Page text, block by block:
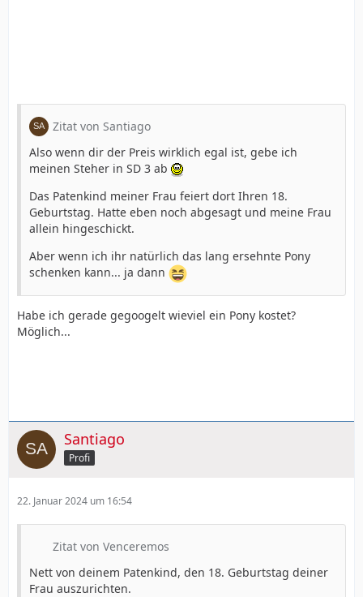
Zitat von Santiago
Also wenn dir der Preis wirklich egal ist, gebe ich
meinen Steher in SD 3 ab
Das Patenkind meiner Frau feiert dort Ihren 18.
Geburtstag. Hatte eben noch abgesagt und meine Frau
allein hingeschickt.
Aber wenn ich ihr natürlich das lang ersehnte Pony
schenken kann... ja dann
Habe ich gerade gegoogelt wieviel ein Pony kostet?
Möglich...
Santiago
Profi
22. Januar 2024 um 16:54
Zitat von Venceremos
Nett von deinem Patenkind, den 18. Geburtstag deiner
Frau auszurichten.